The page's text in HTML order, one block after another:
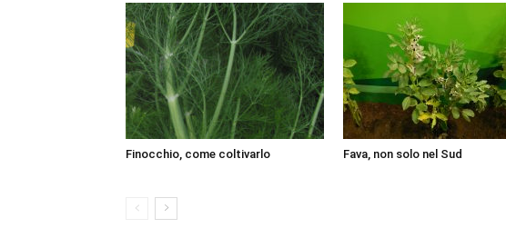
Finocchio, come coltivarlo Fava, non solo nel Sud